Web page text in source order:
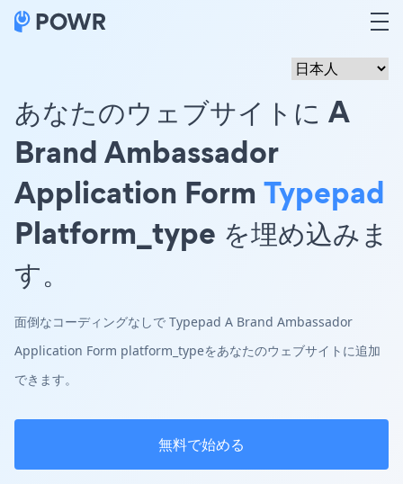
あなたのウェブサイトに A
Brand Ambassador
Application Form Typepad
Platform_type を埋め込みま
す。
面倒なコーディングなしで Typepad A Brand Ambassador
Application Form platform_typeをあなたのウェブサイトに追加
できます。
無料で始める